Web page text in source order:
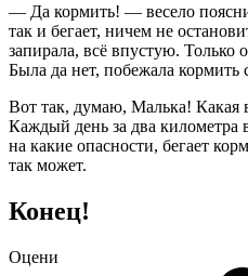
— Да кормить! — весело
так и бегает, ничем не
запирала, всё впустую. Только
Была да нет, побежала кормить
Вот так, думаю, Малька! Какая
Каждый день за два
на какие опасности, бегает
так может.
Конец!
Оцени